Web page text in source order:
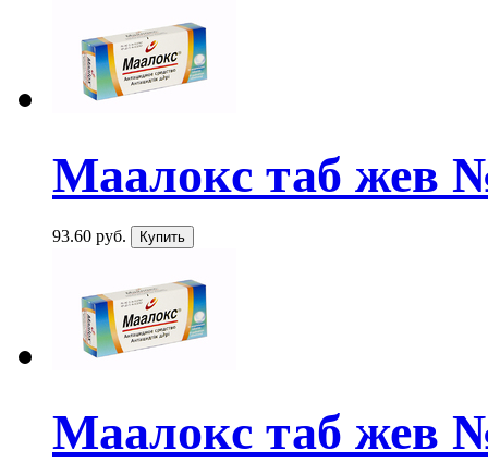
Маалокс таб жев
93.60 руб.
Маалокс таб жев